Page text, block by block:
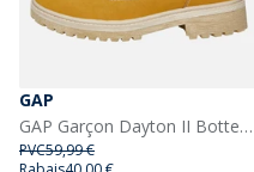
GAP
GAP Garçon Dayton II Bottes mi-haut Lacets Jaune Royal
PVC59,99 €